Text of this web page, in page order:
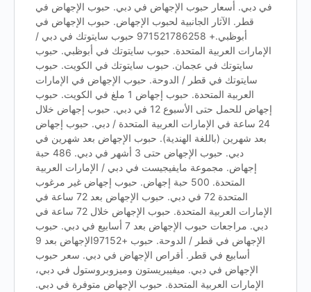
في دبي. أسعار حبوب الإجهاض في دبي. حبوب الإجهاض في
قطر. الآثار الجانبية لحبوب الإجهاض. حبوب الإجهاض في
أبوظبي.+ 971521786258 حبوب سايتوتك في دبي /
الإمارات العربية المتحدة. حبوب سايتوتك في أبوظبي. حبوب
سايتوتك في عجمان. حبوب سايتوتك في الكويت. حبوب
سايتوتك في قطر / الدوحة. حبوب الإجهاض في الإمارات
العربية المتحدة. حبوب إجهاض 1 ملغ في الكويت. حبوب
إجهاض للحمل حتى الأسبوع 12 في دبي. حبوب إجهاض خلال
24 ساعة في الإمارات العربية المتحدة / دبي. حبوب إجهاض
بعد شهرين (باللغة الهندية). حبوب الإجهاض بعد شهرين في
دبي. حبوب الإجهاض حتى 3 أشهر في دبي. 486 حبة
إجهاض. مجموعة مايفيجيست في دبي / الإمارات العربية
المتحدة. 500 حبة إجهاض. حبوب إجهاض غير مرغوب
المتحدة 72 في دبي. حبوب الإجهاض بعد 72 ساعة في
الإمارات العربية المتحدة. حبوب الإجهاض خلال 72 ساعة في
دبي. مراجعات حبوب الإجهاض بعد 7 أسابيع في دبي. حبوب
الإجهاض في قطر / الدوحة. حبوب +97152الإجهاض بعد 9
أسابيع في قطر. أقراص الإجهاض في دبي. سعر حبوب
الإجهاض في دبي. ميفيبريستون وميزوبروستول في دبي،
الإمارات العربية المتحدة. حبوب الإجهاض متوفرة في دبي.